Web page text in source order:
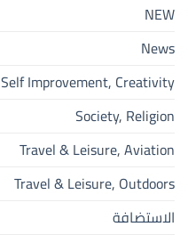
NEW
News
Self Improvement, Creativity
Society, Religion
Travel & Leisure, Aviation
Travel & Leisure, Outdoors
الاستضافة